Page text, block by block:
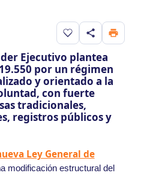
Guardar en
Ejecutivo plantea
por un régimen
y orientado a la
con fuerte
tradicionales,
registros públicos y
Ley General de
modificación estructural del